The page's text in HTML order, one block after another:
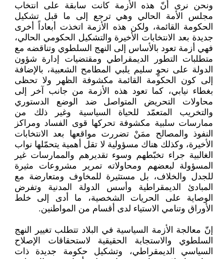
ونحن نرى أنّ هذه الأزمة كانت سابقة على انتخاب
مجلس الأمة الحالي وهي ترجع إلى ما قبل تشكيل
الحكومة القائمة، ولكن هذه الأزمة اتخذت أبعاداً أخرى
جديدة بعد الانتخابات الأخيرة والتشكيل الحكومي الحالي،
فهي أزمة تعود بالأساس إلى النهج السلطوي وتناقضه مع
متطلبات التطور الديمقراطي ومقتضيات إدارة شؤون
الدولة على نحوٍ سليم يلبي المطامح الشعبية، بالإضافة
إلى كون الحكومة القائمة مكشوفة الظهر ولا تحظى
بغطاء نيابي، كما تعود هذه الأزمة من جانب آخر إلى
محاولات التحريض المتواصل ضد الوضع الدستوري
والتخريب المتعمّد للحياة السياسية وغير ذلك من
ممارسات سلبية مكشوفة تحركها قوى الفساد ومراكز
النفوذ والمصالح ممَنْ تضررت مواقعها بعد الانتخابات
الأخيرة، وكذلك هناك مسؤولية لا تقل أهمية يتحمّلها نواب
الغالبية جراء تخبّطهم وسوء تقديرهم والممارسات غير
المسؤولة لبعضهم ومحاولاته تمرير مشروعات مثيرة
للجدل والخلاف، بل مستثيرة للمخاوف ومتعارضة مع
المبادئ الديمقراطية وأسس الدولة المدنية وتفرض
الوصاية على الحريات الشخصية، ما أدى إلى خلط
الأوراق وتنامي الاستياء لدى أقسام من المواطنين.
إنّ معالجة الأزمة السياسية في البلاد تتطلب تغيير النهج
السلطوي والاستجابة الحقيقية لاستحقاقات الإصلاح
السياسي الديمقراطي، وتشكيل حكومة جديدة ذات